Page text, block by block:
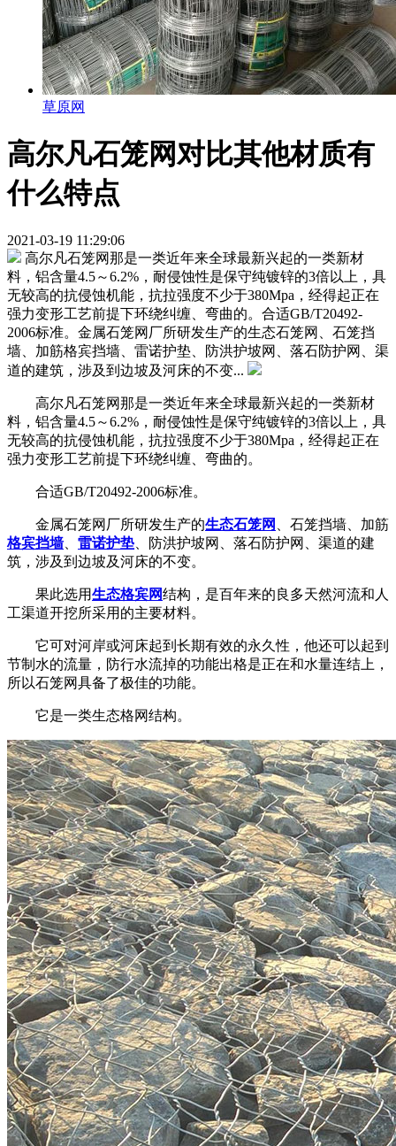
草原网
高尔凡石笼网对比其他材质有
什么特点
2021-03-19 11:29:06
高尔凡石笼网那是一类近年来全球最新兴起的一类新材
料，铝含量4.5～6.2%，耐侵蚀性是保守纯镀锌的3倍以上，具
无较高的抗侵蚀机能，抗拉强度不少于380Mpa，经得起正在
强力变形工艺前提下环绕纠缠、弯曲的。合适GB/T20492-
2006标准。金属石笼网厂所研发生产的生态石笼网、石笼挡
墙、加筋格宾挡墙、雷诺护垫、防洪护坡网、落石防护网、渠
道的建筑，涉及到边坡及河床的不变...
高尔凡石笼网那是一类近年来全球最新兴起的一类新材
料，铝含量4.5～6.2%，耐侵蚀性是保守纯镀锌的3倍以上，具
无较高的抗侵蚀机能，抗拉强度不少于380Mpa，经得起正在
强力变形工艺前提下环绕纠缠、弯曲的。
合适GB/T20492-2006标准。
金属石笼网厂所研发生产的生态石笼网
、石笼挡墙、加筋
格宾挡墙、 雷诺护垫 、防洪护坡网、落石防护网、渠道的建
筑，涉及到边坡及河床的不变。
果此选用生态格宾网结构，是百年来的良多天然河流和人
工渠道开挖所采用的主要材料。
它可对河岸或河床起到长期有效的永久性，他还可以起到
节制水的流量，防行水流掉的功能出格是正在和水量连结上，
所以石笼网具备了极佳的功能。
它是一类生态格网结构。